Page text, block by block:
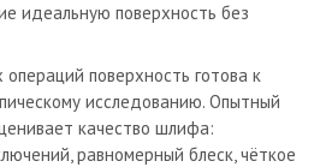
идеальную поверхность без
операций поверхность готова к
исследованию. Опытный
качество шлифа:
равномерный блеск, чёткое